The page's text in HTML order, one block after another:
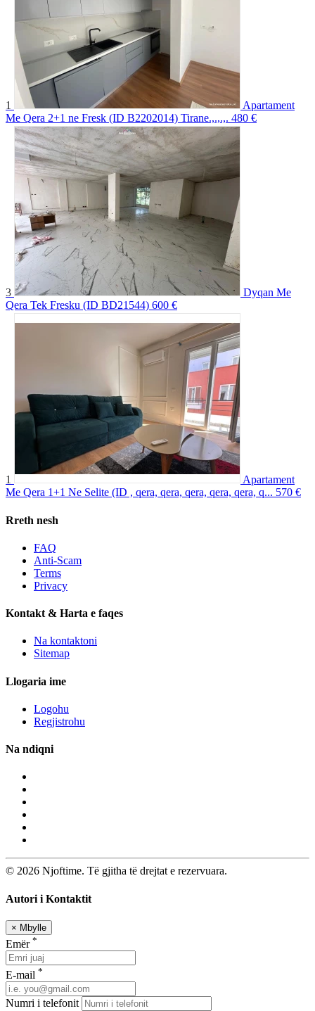
1
Apartament
Me Qera 2+1 ne Fresk (ID B2202014) Tirane.,.,.,. 480 €
3
Dyqan Me
Qera Tek Fresku (ID BD21544) 600 €
1
Apartament
Me Qera 1+1 Ne Selite (ID , qera, qera, qera, qera, qera, q... 570 €
Rreth nesh
FAQ
Anti-Scam
Terms
Privacy
Kontakt & Harta e faqes
Na kontaktoni
Sitemap
Llogaria ime
Logohu
Regjistrohu
Na ndiqni
© 2026 Njoftime. Të gjitha të drejtat e rezervuara.
Autori i Kontaktit
× Mbylle
Emër *
E-mail *
Numri i telefonit